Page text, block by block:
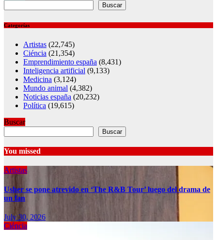
Buscar
Categorías
Artistas (22,745)
Ciéncia (21,354)
Emprendimiento españa (8,431)
Inteligencia artificial (9,133)
Medicina (3,124)
Mundo animal (4,382)
Noticias españa (20,232)
Política (19,615)
Buscar
Buscar
You missed
Artistas
Usher se pone atrevido en ‘The R&B Tour’ luego del drama de
un fan
July 30, 2026
Ciéncia